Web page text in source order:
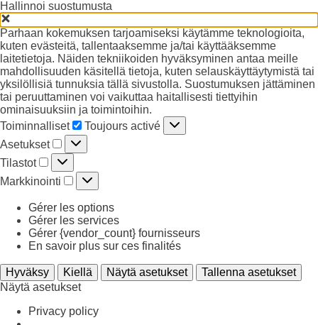
Hallinnoi suostumusta
Parhaan kokemuksen tarjoamiseksi käytämme teknologioita,
kuten evästeitä, tallentaaksemme ja/tai käyttääksemme
laitetietoja. Näiden tekniikoiden hyväksyminen antaa meille
mahdollisuuden käsitellä tietoja, kuten selauskäyttäytymistä tai
yksilöllisiä tunnuksia tällä sivustolla. Suostumuksen jättäminen
tai peruuttaminen voi vaikuttaa haitallisesti tiettyihin
ominaisuuksiin ja toimintoihin.
Toiminnalliset
Toiminnalliset
Toujours activé
Asetukset
Asetukset
Tilastot
Tilastot
Markkinointi
Markkinointi
Gérer les options
Gérer les services
Gérer {vendor_count} fournisseurs
En savoir plus sur ces finalités
Hyväksy Kiellä Näytä asetukset
Tallenna asetukset
Näytä asetukset
Privacy policy